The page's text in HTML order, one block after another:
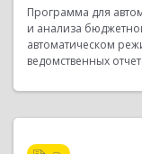
Программа для
и анализа
автоматическом
ведомственных